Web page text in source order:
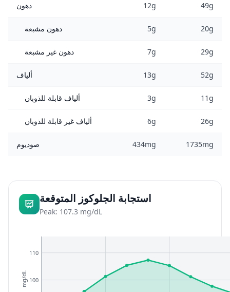
دهون 12g 49g
دهون مشبعة 5g 20g
دهون غير مشبعة 7g 29g
ألياف 13g 52g
ألياف قابلة للذوبان 3g 11g
ألياف غير قابلة للذوبان 6g 26g
صوديوم 434mg 1735mg
استجابة الجلوكوز المتوقعة
Peak: 107.3 mg/dL
100
110
mg/dL